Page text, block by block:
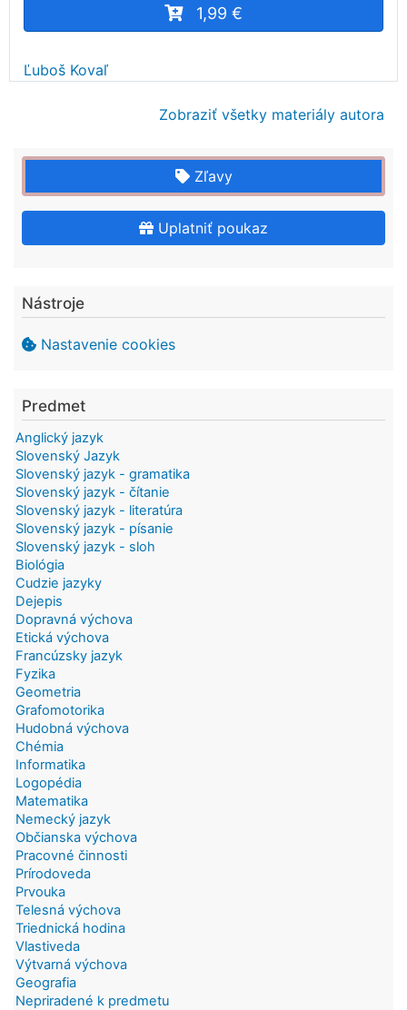
1,99 €
Ľuboš Kovaľ
Zobraziť všetky materiály autora
Zľavy
Uplatniť poukaz
Nástroje
Nastavenie cookies
Predmet
Anglický jazyk
Slovenský Jazyk
Slovenský jazyk - gramatika
Slovenský jazyk - čítanie
Slovenský jazyk - literatúra
Slovenský jazyk - písanie
Slovenský jazyk - sloh
Biológia
Cudzie jazyky
Dejepis
Dopravná výchova
Etická výchova
Francúzsky jazyk
Fyzika
Geometria
Grafomotorika
Hudobná výchova
Chémia
Informatika
Logopédia
Matematika
Nemecký jazyk
Občianska výchova
Pracovné činnosti
Prírodoveda
Prvouka
Telesná výchova
Triednická hodina
Vlastiveda
Výtvarná výchova
Geografia
Nepriradené k predmetu